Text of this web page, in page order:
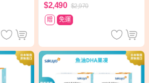
$2,490 $2,970
贈
免運